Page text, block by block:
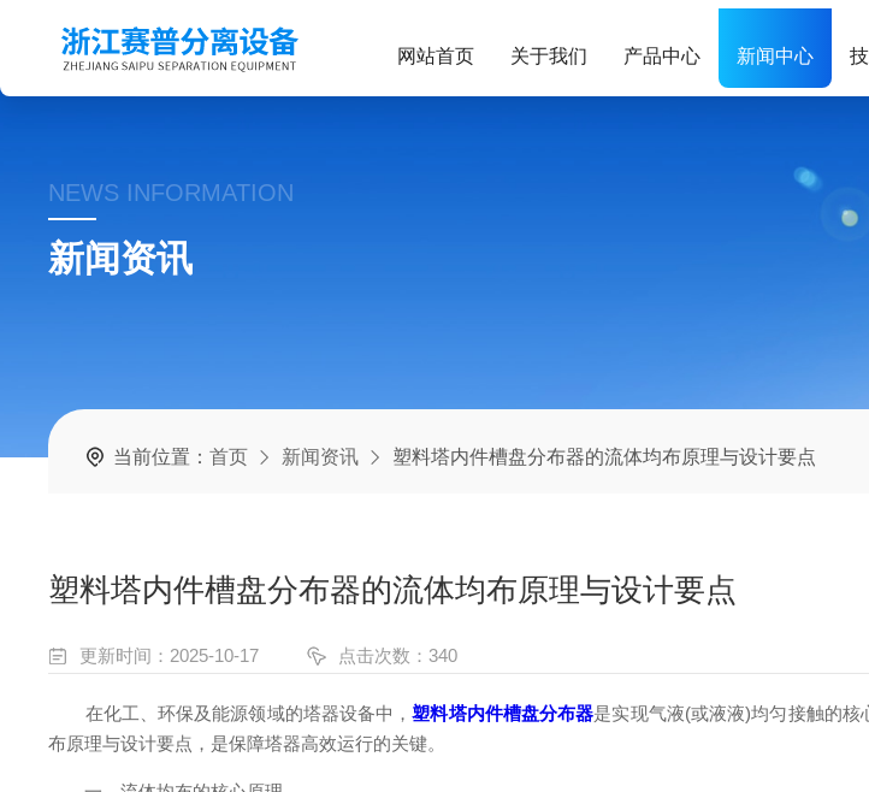
网站首页 关于我们 产品中心 新闻中心
NEWS INFORMATION
新闻资讯
当前位置：首页 新闻资讯 塑料塔内件槽盘分布器的流体均布原理与设计要点​
塑料塔内件槽盘分布器的流体均布原理与设计要点​
更新时间：2025-10-17 点击次数：340
在化工、环保及能源领域的塔器设备中，塑料塔内件槽盘分布器是实现气液(或液液)均匀接触的
布原理与设计要点，是保障塔器高效运行的关键。